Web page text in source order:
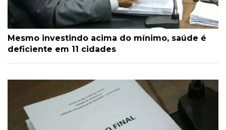
Mesmo investindo acima do mínimo, saúde é
deficiente em 11 cidades